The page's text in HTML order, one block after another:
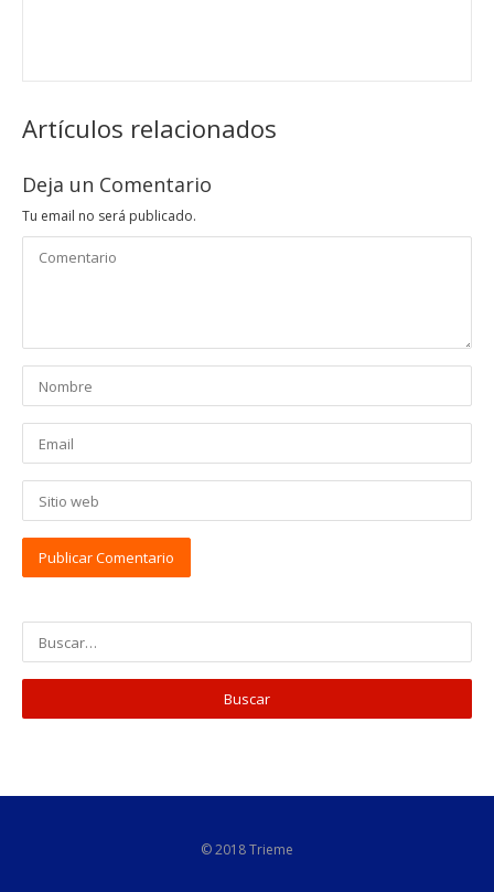
Artículos relacionados
Deja un Comentario
Tu email no será publicado.
© 2018 Trieme